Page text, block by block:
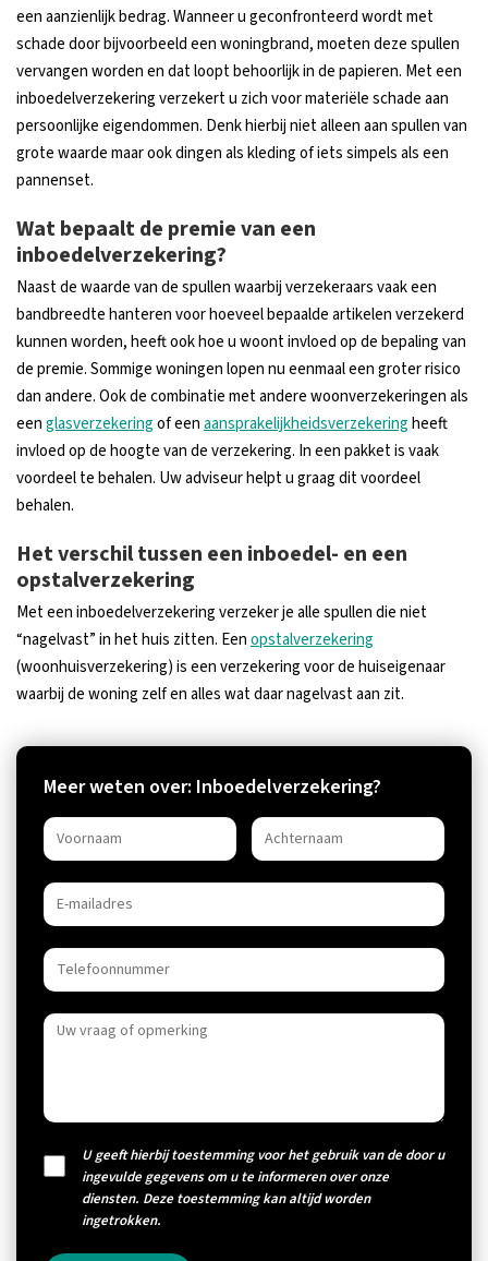
een aanzienlijk bedrag. Wanneer u geconfronteerd wordt met
schade door bijvoorbeeld een woningbrand, moeten deze spullen
vervangen worden en dat loopt behoorlijk in de papieren. Met een
inboedelverzekering verzekert u zich voor materiële schade aan
persoonlijke eigendommen. Denk hierbij niet alleen aan spullen van
grote waarde maar ook dingen als kleding of iets simpels als een
pannenset.
Wat bepaalt de premie van een
inboedelverzekering?
Naast de waarde van de spullen waarbij verzekeraars vaak een
bandbreedte hanteren voor hoeveel bepaalde artikelen verzekerd
kunnen worden, heeft ook hoe u woont invloed op de bepaling van
de premie. Sommige woningen lopen nu eenmaal een groter risico
dan andere. Ook de combinatie met andere woonverzekeringen als
eenglasverzekeringof eenaansprakelijkheidsverzekeringheeft
invloed op de hoogte van de verzekering. In een pakket is vaak
voordeel te behalen. Uw adviseur helpt u graag dit voordeel
behalen.
Het verschil tussen een inboedel- en een
opstalverzekering
Met een inboedelverzekering verzeker je alle spullen die niet
“nagelvast” in het huis zitten. Eenopstalverzekering
(woonhuisverzekering) is een verzekering voor de huiseigenaar
waarbij de woning zelf en alles wat daar nagelvast aan zit.
Meer weten over: Inboedelverzekering?
U geeft hierbij toestemming voor het gebruik van de door u
ingevulde gegevens om u te informeren over onze
diensten. Deze toestemming kan altijd worden
ingetrokken.